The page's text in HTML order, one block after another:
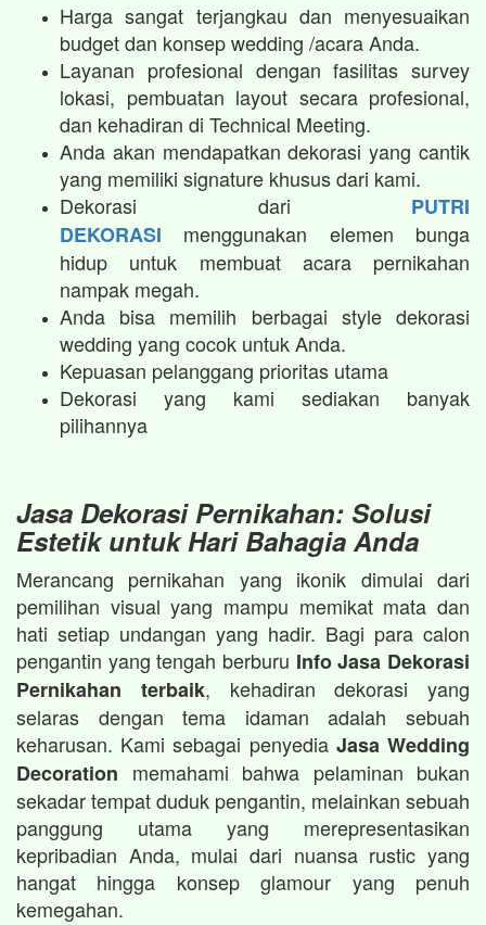
Harga sangat terjangkau dan menyesuaikan
budget dan konsep wedding /acara Anda.
Layanan profesional dengan fasilitas survey
lokasi, pembuatan layout secara profesional,
dan kehadiran di Technical Meeting.
Anda akan mendapatkan dekorasi yang cantik
yang memiliki signature khusus dari kami.
Dekorasi dari PUTRI
DEKORASI menggunakan elemen bunga
hidup untuk membuat acara pernikahan
nampak megah.​
Anda bisa memilih berbagai style dekorasi
wedding yang cocok untuk Anda.
Kepuasan pelanggang prioritas utama
Dekorasi yang kami sediakan banyak
pilihannya
Jasa Dekorasi Pernikahan: Solusi
Estetik untuk Hari Bahagia Anda
Merancang pernikahan yang ikonik dimulai dari
pemilihan visual yang mampu memikat mata dan
hati setiap undangan yang hadir. Bagi para calon
pengantin yang tengah berburu Info Jasa Dekorasi
Pernikahan terbaik, kehadiran dekorasi yang
selaras dengan tema idaman adalah sebuah
keharusan. Kami sebagai penyedia Jasa Wedding
Decoration memahami bahwa pelaminan bukan
sekadar tempat duduk pengantin, melainkan sebuah
panggung utama yang merepresentasikan
kepribadian Anda, mulai dari nuansa rustic yang
hangat hingga konsep glamour yang penuh
kemegahan.